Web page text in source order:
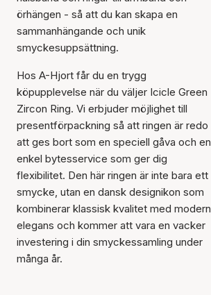
örhängen - så att du kan skapa en
sammanhängande och unik
smyckesuppsättning.
Hos A-Hjort får du en trygg
köpupplevelse när du väljer Icicle Green
Zircon Ring. Vi erbjuder möjlighet till
presentförpackning så att ringen är redo
att ges bort som en speciell gåva och en
enkel bytesservice som ger dig
flexibilitet. Den här ringen är inte bara ett
smycke, utan en dansk designikon som
kombinerar klassisk kvalitet med modern
elegans och kommer att vara en vacker
investering i din smyckessamling under
många år.